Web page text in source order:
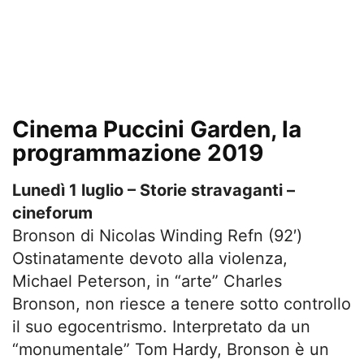
Cinema Puccini Garden, la
programmazione 2019
Lunedì 1 luglio – Storie stravaganti –
cineforum
Bronson di Nicolas Winding Refn (92′)
Ostinatamente devoto alla violenza,
Michael Peterson, in “arte” Charles
Bronson, non riesce a tenere sotto controllo
il suo egocentrismo. Interpretato da un
“monumentale” Tom Hardy, Bronson è un